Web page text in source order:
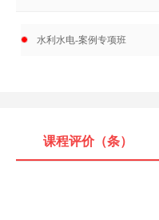
水利水电-案例专项班
课程评价（条）